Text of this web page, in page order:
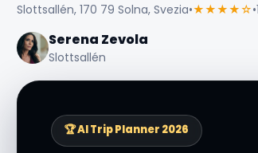
Slottsallén, 170 79 Solna, Svezia•★★★★☆•
Serena Zevola
Slottsallén
🏆 AI Trip Planner 2026